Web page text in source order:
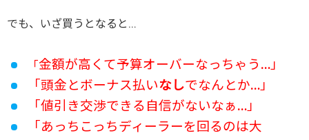
でも、いざ買うとなると…
「 金額が高くて予算オーバーなっちゃう…」
「頭金とボーナス払い なしでなんとか…」
「値引き交渉できる自信がないなぁ…」
「あっちこっちディーラーを回るのは大